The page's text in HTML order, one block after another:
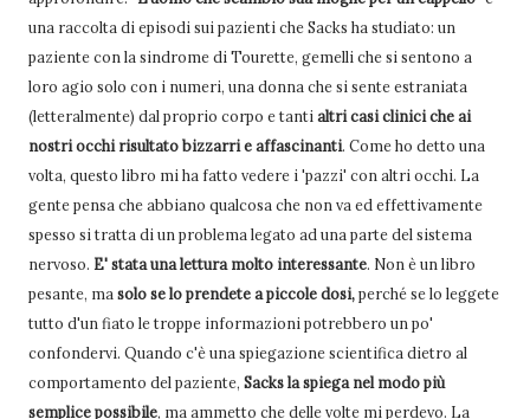
una raccolta di episodi sui pazienti che Sacks ha studiato: un
paziente con la sindrome di Tourette, gemelli che si sentono a
loro agio solo con i numeri, una donna che si sente estraniata
(letteralmente) dal proprio corpo e tanti altri casi clinici che ai
nostri occhi risultato bizzarri e affascinanti. Come ho detto una
volta, questo libro mi ha fatto vedere i 'pazzi' con altri occhi. La
gente pensa che abbiano qualcosa che non va ed effettivamente
spesso si tratta di un problema legato ad una parte del sistema
nervoso. E' stata una lettura molto interessante. Non è un libro
pesante, ma solo se lo prendete a piccole dosi,perché se lo leggete
tutto d'un fiato le troppe informazioni potrebbero un po'
confondervi. Quando c'è una spiegazione scientifica dietro al
comportamento del paziente, Sacks la spiega nel modo più
semplice possibile, ma ammetto che delle volte mi perdevo. La